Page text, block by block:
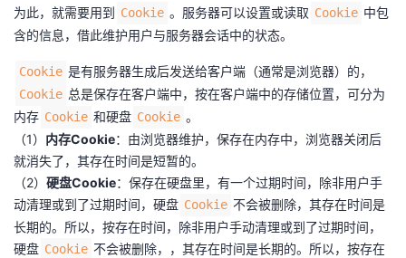
为此，就需要用到 Cookie 。服务器可以设置或读取 Cookie 中包
含的信息，借此维护用户与服务器会话中的状态。
Cookie 是有服务器生成后发送给客户端（通常是浏览器）的，
Cookie 总是保存在客户端中，按在客户端中的存储位置，可分为
内存 Cookie 和硬盘 Cookie 。
（1） 内存Cookie：由浏览器维护，保存在内存中，浏览器关闭后
就消失了，其存在时间是短暂的。
（2） 硬盘Cookie：保存在硬盘里，有一个过期时间，除非用户手
动清理或到了过期时间，硬盘 Cookie 不会被删除，其存在时间是
长期的。所以，按存在时间，除非用户手动清理或到了过期时间，
硬盘 Cookie 不会被删除，，其存在时间是长期的。所以，按存在